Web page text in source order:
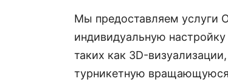
Мы предоставляем услуги
индивидуальную
таких как 3D-
турникетную